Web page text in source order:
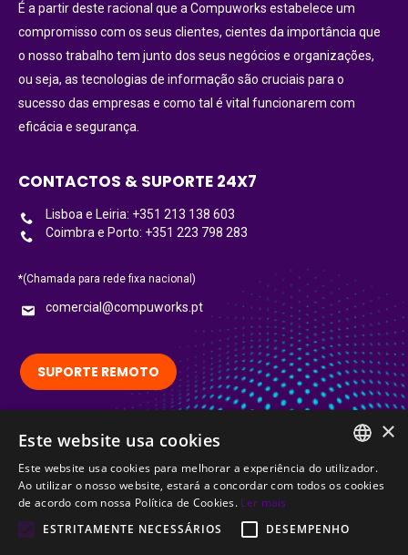
É a partir deste racional que a Compuworks estabelece um
compromisso com os seus clientes, cientes da importância que
o nosso trabalho tem junto dos seus negócios e organizações,
ou seja, as tecnologias de informação são cruciais para o
sucesso das empresas e como tal é vital funcionarem com
eficácia e segurança.
CONTACTOS & SUPORTE 24X7
Lisboa e Leiria: +351 213 138 603
Coimbra e Porto: +351 223 798 283
*(Chamada para rede fixa nacional)
comercial@compuworks.pt
SUPORTE REMOTO
Siga-nos no LinkedIn:
LinkedIn
Certified
PORTUGUESE
×
Este website usa cookies
Este website usa cookies para melhorar a experiência do utilizador.
Ao utilizar o nosso website, estará a concordar com todos os cookies
de acordo com nossa Política de Cookies. Ler mais
ESTRITAMENTE NECESSÁRIOS
DESEMPENHO